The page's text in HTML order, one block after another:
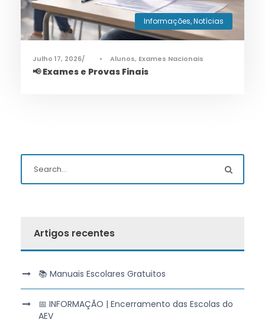
Informações,Notícias
Julho 17, 2026 • Alunos, Exames Nacionais
📢 Exames e Provas Finais
Artigos recentes
📚 Manuais Escolares Gratuitos
📅 INFORMAÇÃO | Encerramento das Escolas do
AEV